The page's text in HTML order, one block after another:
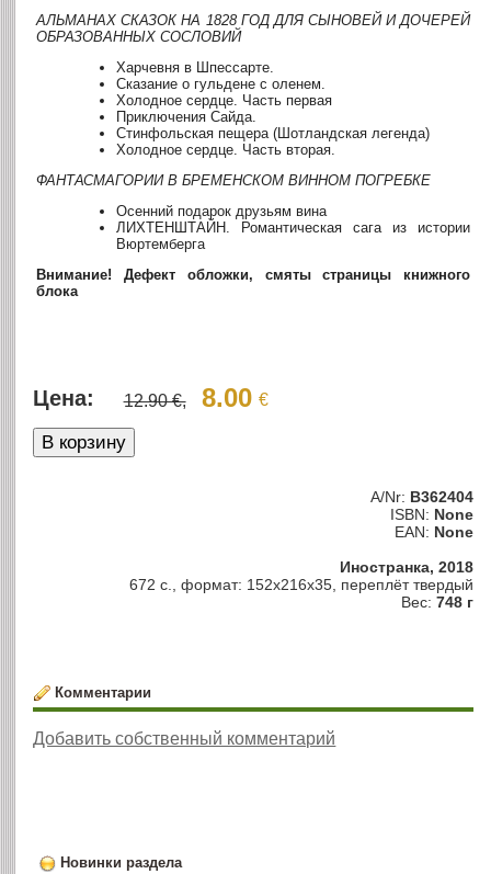
АЛЬМАНАХ СКАЗОК НА 1828 ГОД ДЛЯ СЫНОВЕЙ И ДОЧЕРЕЙ
ОБРАЗОВАННЫХ СОСЛОВИЙ
Харчевня в Шпессарте.
Сказание о гульдене с оленем.
Холодное сердце. Часть первая
Приключения Сайда.
Стинфольская пещера (Шотландская легенда)
Холодное сердце. Часть вторая.
ФАНТАСМАГОРИИ В БРЕМЕНСКОМ ВИННОМ ПОГРЕБКЕ
Осенний подарок друзьям вина
ЛИХТЕНШТАЙН. Романтическая сага из истории
Вюртемберга
Внимание! Дефект обложки, смяты страницы книжного
блока
Цена: 12.90 €, 8.00 €
A/Nr: B362404
ISBN: None
EAN: None
Иностранка, 2018
672 с., формат: 152x216x35, переплёт твердый
Вес: 748 г
Комментарии
Добавить собственный комментарий
Новинки раздела